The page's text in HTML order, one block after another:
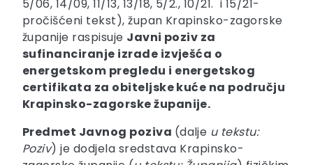
5/06, 14/09, 11/13, 13/18, 5/2., 10/21. i 15/21-
pročišćeni tekst), župan Krapinsko-zagorske
županije raspisuje Javni poziv za
sufinanciranje izrade izvješća o
energetskom pregledu i energetskog
certifikata za obiteljske kuće na području
Krapinsko-zagorske županije.
Predmet Javnog poziva (dalje u tekstu:
Poziv) je dodjela sredstava Krapinsko-